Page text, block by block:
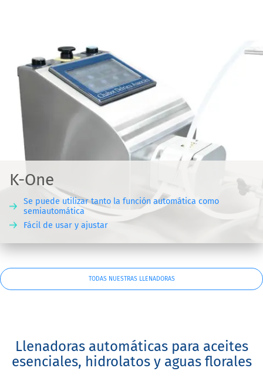
K-One
Se puede utilizar tanto la función automática como
semiautomática
Fácil de usar y ajustar
TODAS NUESTRAS LLENADORAS
Llenadoras automáticas para aceites
esenciales, hidrolatos y aguas florales